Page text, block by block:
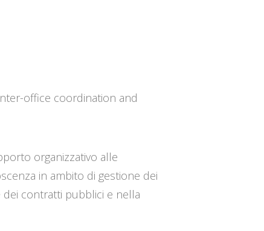
office coordination and
organizzativo alle
in ambito di gestione dei
dei contratti pubblici e nella